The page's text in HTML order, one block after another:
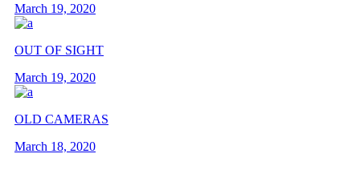
March 19, 2020
OUT OF SIGHT
March 19, 2020
OLD CAMERAS
March 18, 2020